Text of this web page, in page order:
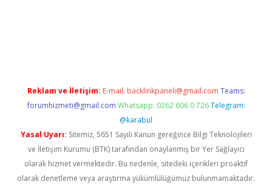
Reklam ve İletişim: E-mail: backlinkpaneli@gmail.com Teams:
forumhizmeti@gmail.com Whatsapp: 0262 606 0 726 Telegram:
@karabul
Yasal Uyarı: Sitemiz, 5651 Sayılı Kanun gereğince Bilgi Teknolojileri
ve İletişim Kurumu (BTK) tarafından onaylanmış bir Yer Sağlayıcı
olarak hizmet vermektedir. Bu nedenle, sitedeki içerikleri proaktif
olarak denetleme veya araştırma yükümlülüğümüz bulunmamaktadır.